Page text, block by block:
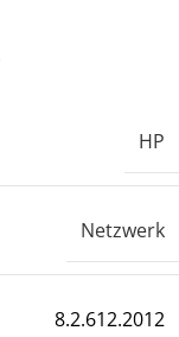
HP
Netzwerk
8.2.612.2012